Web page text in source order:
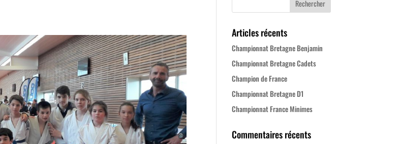
Articles récents
Championnat Bretagne Benjamin
Championnat Bretagne Cadets
Champion de France
Championnat Bretagne D1
Championnat France Minimes
Commentaires récents